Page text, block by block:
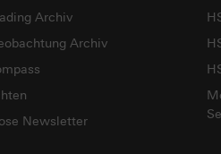
Archiv
Archiv
Newsletter